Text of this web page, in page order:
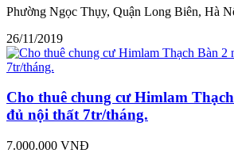
Phường Ngọc Thụy, Quận Long Biên, Hà
26/11/2019
Cho thuê chung cư Himlam
đủ nội thất 7tr/tháng.
7.000.000 VNĐ